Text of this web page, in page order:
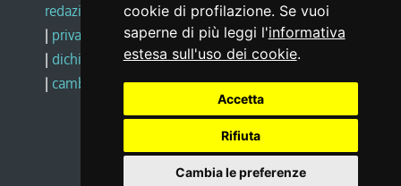
cookie di profilazione. Se vuoi
saperne di più leggi l'informativa
estesa sull'uso dei cookie.
Accetta
Rifiuta
Cambia le preferenze
redazione web |note legali |glossario
| privacy
social media policy
| dichiarazione di accessibilità |feedback
| cambio preferenze cookie
Realizzato da